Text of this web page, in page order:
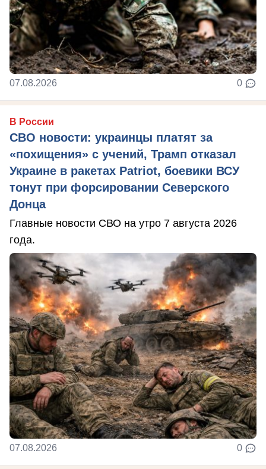
07.08.2026 0
В России
СВО новости: украинцы платят за
«похищения» с учений, Трамп отказал
Украине в ракетах Patriot, боевики ВСУ
тонут при форсировании Северского
Донца
Главные новости СВО на утро 7 августа 2026
года.
07.08.2026 0